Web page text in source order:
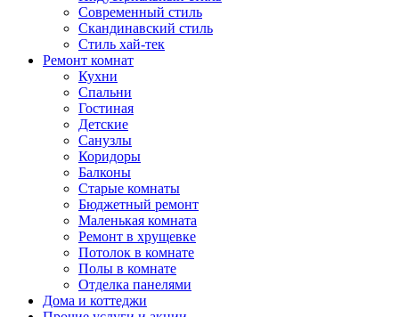
Современный стиль
Скандинавский стиль
Стиль хай-тек
Ремонт комнат
Кухни
Спальни
Гостиная
Детские
Санузлы
Коридоры
Балконы
Старые комнаты
Бюджетный ремонт
Маленькая комната
Ремонт в хрущевке
Потолок в комнате
Полы в комнате
Отделка панелями
Дома и коттеджи